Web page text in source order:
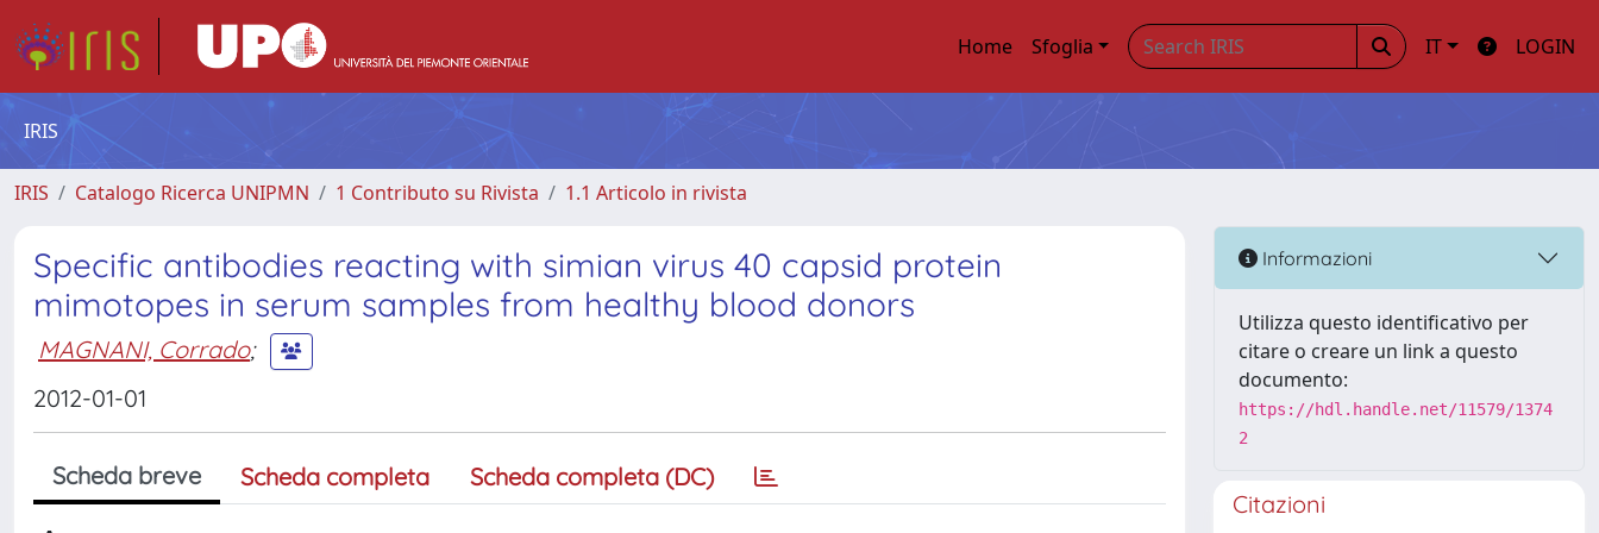
Home Sfoglia IT LOGIN
IRIS
IRIS Catalogo Ricerca UNIPMN 1 Contributo su Rivista 1.1 Articolo in rivista
Specific antibodies reacting with simian virus 40 capsid protein
mimotopes in serum samples from healthy blood donors
MAGNANI, Corrado;
2012-01-01
Scheda breve Scheda completa Scheda completa (DC)
Informazioni
Utilizza questo identificativo per
citare o creare un link a questo
documento:
https://hdl.handle.net/11579/1374
2
Citazioni